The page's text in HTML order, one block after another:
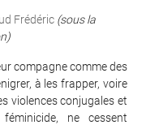
Frédéric (sous la
compagne comme des
à les frapper, voire
violences conjugales et
ne cessent